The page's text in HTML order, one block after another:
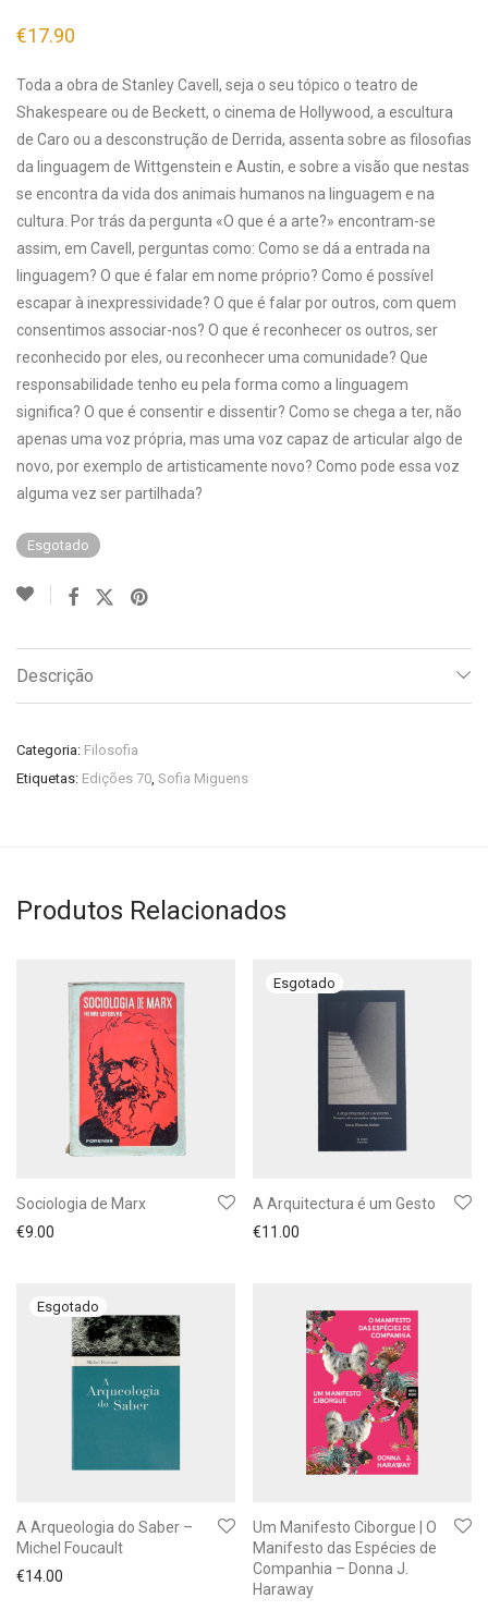
€17.90
Toda a obra de Stanley Cavell, seja o seu tópico o teatro de
Shakespeare ou de Beckett, o cinema de Hollywood, a escultura
de Caro ou a desconstrução de Derrida, assenta sobre as filosofias
da linguagem de Wittgenstein e Austin, e sobre a visão que nestas
se encontra da vida dos animais humanos na linguagem e na
cultura. Por trás da pergunta «O que é a arte?» encontram-se
assim, em Cavell, perguntas como: Como se dá a entrada na
linguagem? O que é falar em nome próprio? Como é possível
escapar à inexpressividade? O que é falar por outros, com quem
consentimos associar-nos? O que é reconhecer os outros, ser
reconhecido por eles, ou reconhecer uma comunidade? Que
responsabilidade tenho eu pela forma como a linguagem
significa? O que é consentir e dissentir? Como se chega a ter, não
apenas uma voz própria, mas uma voz capaz de articular algo de
novo, por exemplo de artisticamente novo? Como pode essa voz
alguma vez ser partilhada?
Esgotado
Descrição
Categoria: Filosofia
Etiquetas: Edições 70, Sofia Miguens
Produtos Relacionados
Sociologia de Marx
€9.00
A Arquitectura é um Gesto
€11.00
A Arqueologia do Saber –
Michel Foucault
€14.00
Um Manifesto Ciborgue | O
Manifesto das Espécies de
Companhia – Donna J.
Haraway